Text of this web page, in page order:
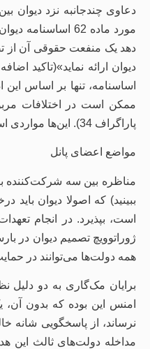
دهد یک منفعت حقوقی آن از
اساسنامه، تنها بر اساس
ممکن است در اختلافات
پاراگراف 34). این‌ها مواردی است که پرونده‌های اخیر دیوان بدان پرداخته است.
مواضع اعضای پانل
است، بپذیرد. در انجام
ژوراتوویچ تصمیم دیوان در
همه دولت‌ها می‌توانند در
امنس این بوده که بدون
نرساند، از پاسخگویی شانه
مداخله دولت‌های ثالث این